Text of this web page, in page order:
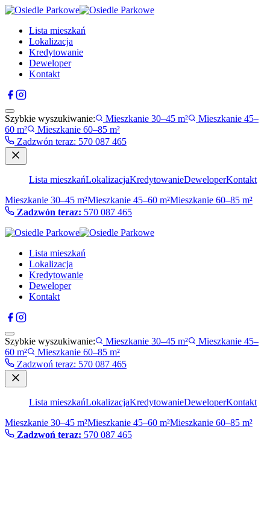
Lista mieszkań
Lokalizacja
Kredytowanie
Deweloper
Kontakt
Szybkie wyszukiwanie: Mieszkanie 30–45 m²
Mieszkanie 45–
60 m²
Mieszkanie 60–85 m²
Zadzwón teraz: 570 087 465
Lista mieszkańLokalizacjaKredytowanieDeweloperKontakt
Mieszkanie 30–45 m²Mieszkanie 45–60 m²Mieszkanie 60–85 m²
Zadzwón teraz: 570 087 465
Lista mieszkań
Lokalizacja
Kredytowanie
Deweloper
Kontakt
Szybkie wyszukiwanie: Mieszkanie 30–45 m²
Mieszkanie 45–
60 m²
Mieszkanie 60–85 m²
Zadzwoń teraz: 570 087 465
Lista mieszkańLokalizacjaKredytowanieDeweloperKontakt
Mieszkanie 30–45 m²Mieszkanie 45–60 m²Mieszkanie 60–85 m²
Zadzwoń teraz: 570 087 465